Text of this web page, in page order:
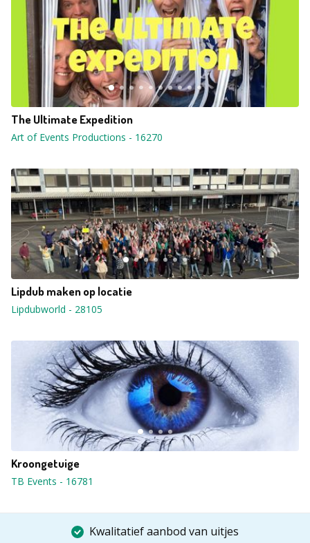
The Ultimate Expedition
Art of Events Productions - 16270
Lipdub maken op locatie
Lipdubworld - 28105
Kroongetuige
TB Events - 16781
Kwalitatief aanbod van uitjes